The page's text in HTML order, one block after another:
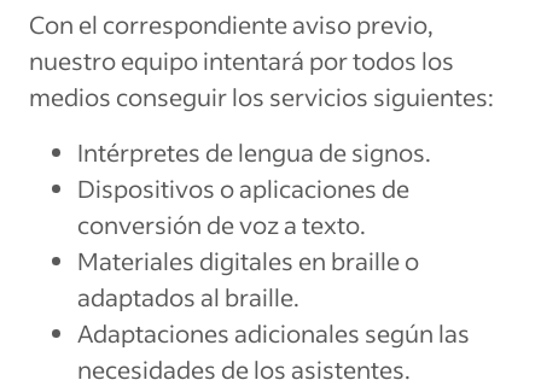
Con el correspondiente aviso previo,
nuestro equipo intentará por todos los
medios conseguir los servicios siguientes:
Intérpretes de lengua de signos.
Dispositivos o aplicaciones de
conversión de voz a texto.
Materiales digitales en braille o
adaptados al braille.
Adaptaciones adicionales según las
necesidades de los asistentes.